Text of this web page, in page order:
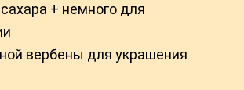
+ немного для
вербены для украшения